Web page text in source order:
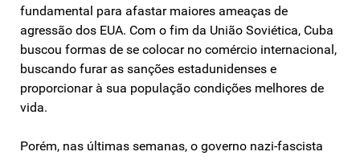
fundamental para afastar maiores ameaças de
agressão dos EUA. Com o fim da União Soviética, Cuba
buscou formas de se colocar no comércio internacional,
buscando furar as sanções estadunidenses e
proporcionar à sua população condições melhores de
vida.
Porém, nas últimas semanas, o governo nazi-fascista